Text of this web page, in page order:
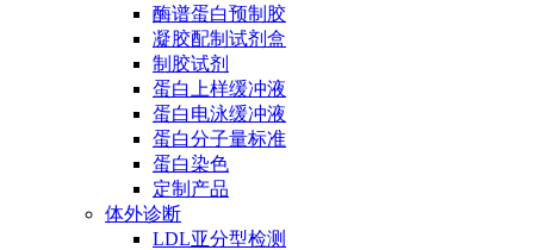
酶谱蛋白预制胶
凝胶配制试剂盒
制胶试剂
蛋白上样缓冲液
蛋白电泳缓冲液
蛋白分子量标准
蛋白染色
定制产品
体外诊断
LDL亚分型检测